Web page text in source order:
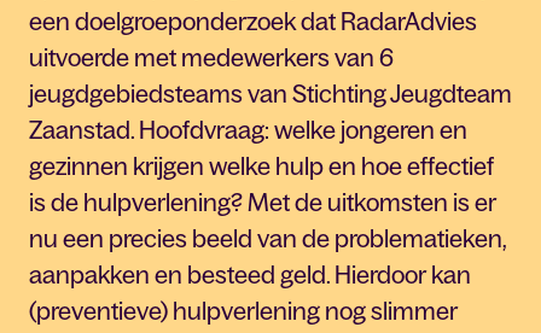
een doelgroeponderzoek dat RadarAdvies
uitvoerde met medewerkers van 6
jeugdgebiedsteams van Stichting Jeugdteam
Zaanstad. Hoofdvraag: welke jongeren en
gezinnen krijgen welke hulp en hoe effectief
is de hulpverlening? Met de uitkomsten is er
nu een precies beeld van de problematieken,
aanpakken en besteed geld. Hierdoor kan
(preventieve) hulpverlening nog slimmer